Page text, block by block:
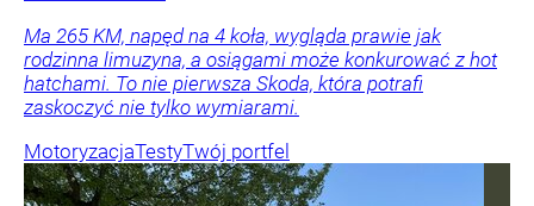
Ma 265 KM, napęd na 4 koła, wygląda prawie jak
rodzinna limuzyna, a osiągami może konkurować z hot
hatchami. To nie pierwsza Skoda, która potrafi
zaskoczyć nie tylko wymiarami.
MotoryzacjaTestyTwój portfel